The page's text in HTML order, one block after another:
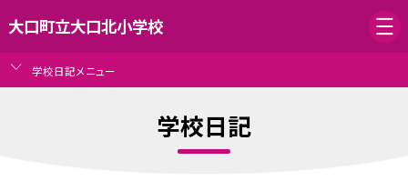
大口町立大口北小学校
学校日記メニュー
学校日記